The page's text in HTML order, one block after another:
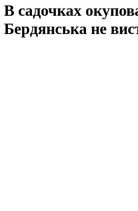
В садочках
Бердянська не